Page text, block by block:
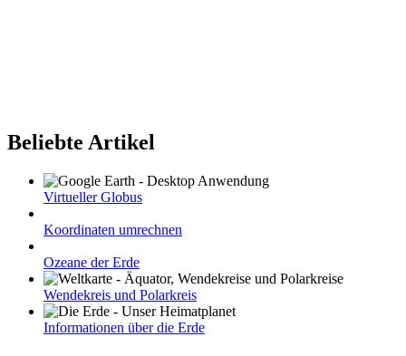
Beliebte Artikel
Virtueller Globus
Koordinaten umrechnen
Ozeane der Erde
Wendekreis und Polarkreis
Informationen über die Erde